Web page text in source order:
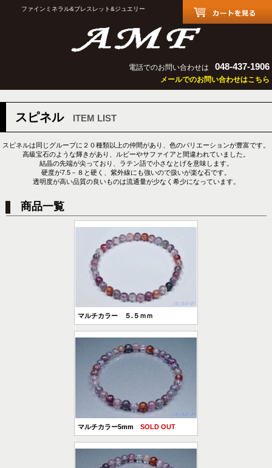
ファインミネラル&ブレスレット&ジュエリー
電話でのお問い合わせは 048-437-1906
メールでのお問い合わせはこちら
スピネル ITEM LIST
スピネルは同じグループに２０種類以上の仲間があり、色のバリエーションが豊富です。
高級宝石のような輝きがあり、ルビーやサファイアと間違われていました。
結晶の先端が尖っており、ラテン語で小さなとげを意味します。
硬度が7.5－８と硬く、紫外線にも強いので扱いが楽な石です。
透明度が高い品質の良いものは流通量が少なく希少になっています。
商品一覧
マルチカラー ５.５ｍｍ
マルチカラー5mm SOLD OUT